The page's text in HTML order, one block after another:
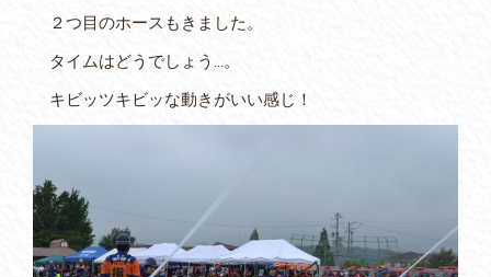
２つ目のホースもきました。
タイムはどうでしょう…。
キビッツキビッな動きがいい感じ！